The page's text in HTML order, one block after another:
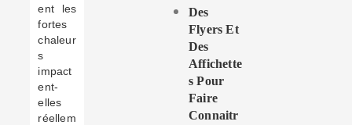
ent les
fortes
chaleur
s
impact
ent-
elles
réellem
Des
Flyers Et
Des
Affichette
S Pour
Faire
Connaitr